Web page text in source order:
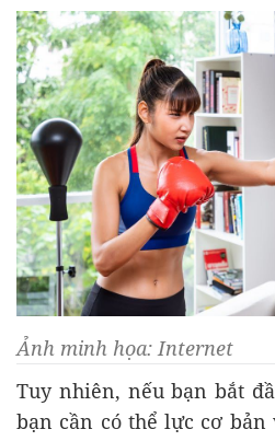
Ảnh minh họa: Internet
Tuy nhiên, nếu bạn bắt
bạn cần có thể lực cơ bản